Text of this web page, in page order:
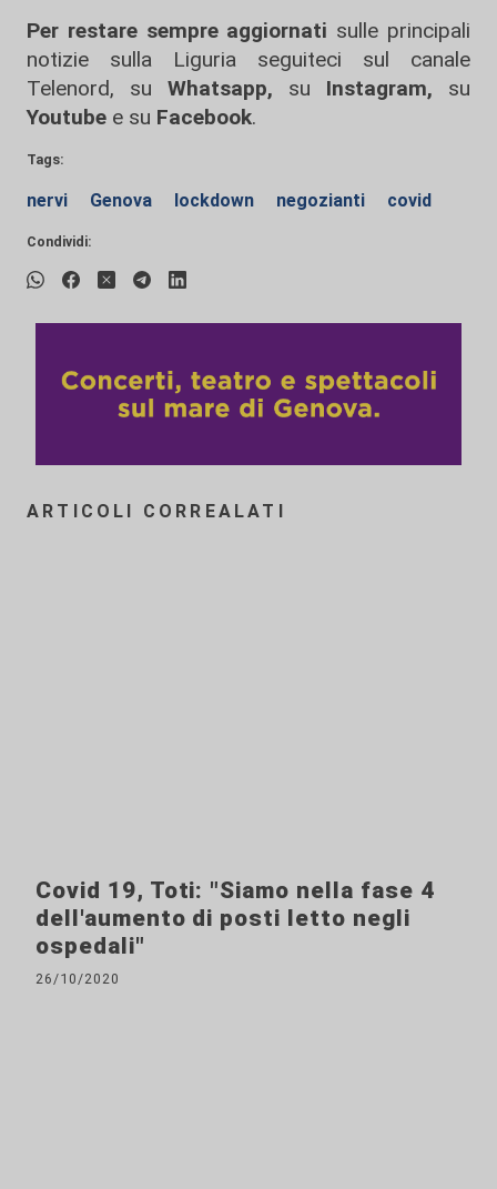
Per restare sempre aggiornati sulle principali
notizie sulla Liguria seguiteci sul canale
Telenord, su
Whatsapp, su Instagram, su
Youtube e su Facebook.
Tags:
nervi Genova lockdown negozianti covid
Condividi:
ARTICOLI CORREALATI
Covid 19, Toti: "Siamo nella fase 4
dell'aumento di posti letto negli
ospedali"
26/10/2020